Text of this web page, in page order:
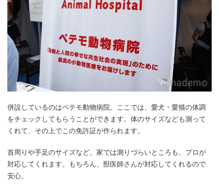
併設しているのはペテモ動物病院。ここでは、愛犬・愛猫の体調
をチェックしてもらうことができます。体のサイズなども測って
くれて、その上でこの免許証が作られます。
首周りや手足のサイズなど、家では測りづらいところも、プロが
対応してくれます。もちろん、獣医師さんが対応してくれるので
安心。